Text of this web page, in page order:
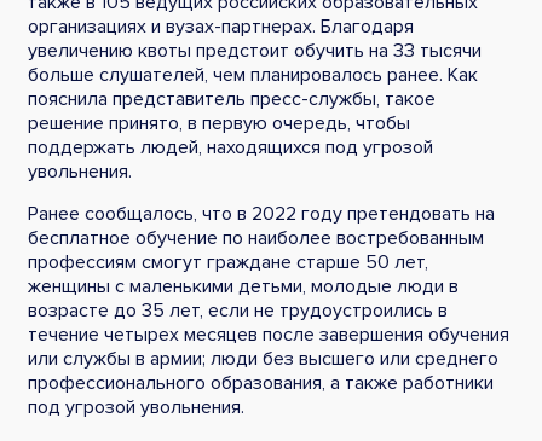
организациях и вузах-партнерах. Благодаря
увеличению квоты предстоит обучить на 33 тысячи
больше слушателей, чем планировалось ранее. Как
пояснила представитель пресс-службы, такое
решение принято, в первую очередь, чтобы
поддержать людей, находящихся под угрозой
увольнения.
Ранее сообщалось, что в 2022 году претендовать на
бесплатное обучение по наиболее востребованным
профессиям смогут граждане старше 50 лет,
женщины с маленькими детьми, молодые люди в
возрасте до 35 лет, если не трудоустроились в
течение четырех месяцев после завершения обучения
или службы в армии; люди без высшего или среднего
профессионального образования, а также работники
под угрозой увольнения.